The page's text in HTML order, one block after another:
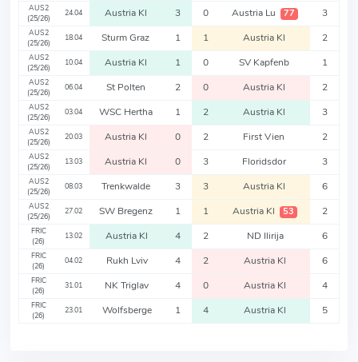
AUS2
(25/26)
24.04 Austria Kl 3 0 Austria Lu 77 3
AUS2
(25/26)
18.04 Sturm Graz 1 1 Austria Kl 2
AUS2
(25/26)
10.04 Austria Kl 1 0 SV Kapfenb 1
AUS2
(25/26)
06.04 St Polten 2 0 Austria Kl 2
AUS2
(25/26)
03.04 WSC Hertha 1 2 Austria Kl 3
AUS2
(25/26)
20.03 Austria Kl 0 2 First Vien 2
AUS2
(25/26)
13.03 Austria Kl 0 3 Floridsdor 3
AUS2
(25/26)
08.03 Trenkwalde 3 3 Austria Kl 6
AUS2
(25/26)
27.02 SW Bregenz 1 1 Austria Kl 53 2
FRIC
(26)
13.02 Austria Kl 4 2 ND Ilirija 6
FRIC
(26)
04.02 Rukh Lviv 4 2 Austria Kl 6
FRIC
(26)
31.01 NK Triglav 4 0 Austria Kl 4
FRIC
(26)
23.01 Wolfsberge 1 4 Austria Kl 5